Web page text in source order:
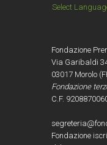
Select
Fondazione
Via Garibaldi
03017 Morolo
Fondazione
C.F.
Fondazione